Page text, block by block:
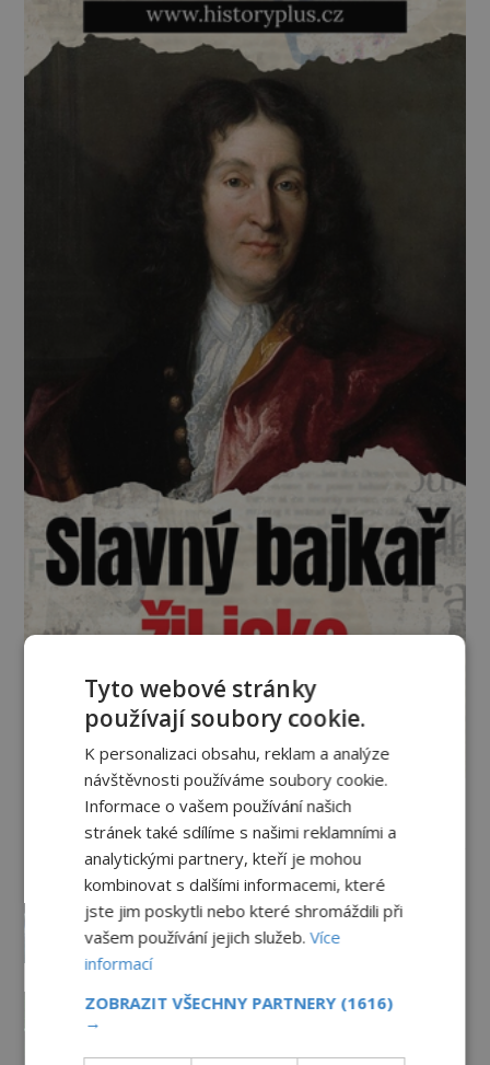
Vesmír a technologie
Žijeme v iluzivním 3D světě? A
pokud ano, kdo je jeho
architektem?
Svět jako počítačová simulace!
Tyto webové stránky
používají soubory cookie.
K personalizaci obsahu, reklam a analýze
návštěvnosti používáme soubory cookie.
Informace o vašem používání našich
stránek také sdílíme s našimi reklamními a
analytickými partnery, kteří je mohou
kombinovat s dalšími informacemi, které
jste jim poskytli nebo které shromáždili při
vašem používání jejich služeb.Více
informací
ZOBRAZIT VŠECHNY PARTNERY (1616)
→